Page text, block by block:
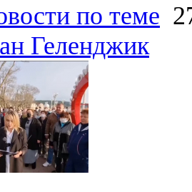
по теме
Геленджик